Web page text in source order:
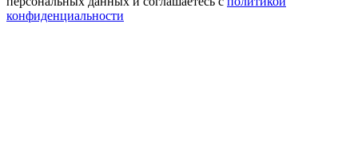
конфиденциальности